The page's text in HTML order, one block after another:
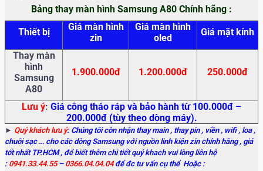
Bảng thay màn hình Samsung A80 Chính hãng :
Thiết bị
Giá màn hình
zin
Giá màn hình
oled
Giá mặt kính
Thay màn
hình
Samsung
A80
1.900.000đ 1.200.000đ 250.000đ
Lưu ý: Giá công tháo ráp và bảo hành từ 100.000đ –
200.000đ (tùy theo dòng máy).
► Quý khách lưu ý: Chúng tôi còn nhận thay main, thay pin , viền , wifi , loa ,
chuôi sạc … cho các dòng Samsung với nguồn linh kiện zin chính hãng , giá
tốt nhất TP.HCM , để biết thêm chi tiết quý khach vui lòng liên hệ
: 0941.33.44.55– 0366.04.04.04để đc tư vấn cụ thể Hoặc :